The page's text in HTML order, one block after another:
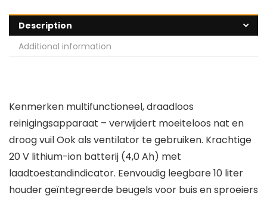
Description
Additional information
Kenmerken multifunctioneel, draadloos
reinigingsapparaat – verwijdert moeiteloos nat en
droog vuil Ook als ventilator te gebruiken. Krachtige
20 V lithium-ion batterij (4,0 Ah) met
laadtoestandindicator. Eenvoudig leegbare 10 liter
houder geïntegreerde beugels voor buis en sproeiers